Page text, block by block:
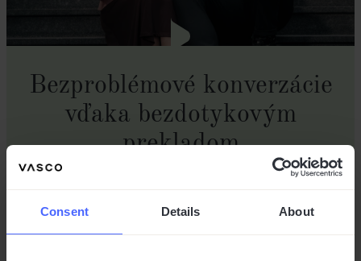
Consent Details About
Bezproblémové konverzácie
vďaka bezdotykovým
prekladom
získate prístup k jedinečnej funkcii bezdotykového
prekladu.